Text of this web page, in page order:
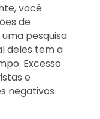
você
de
pesquisa
deles tem a
Excesso
e
negativos